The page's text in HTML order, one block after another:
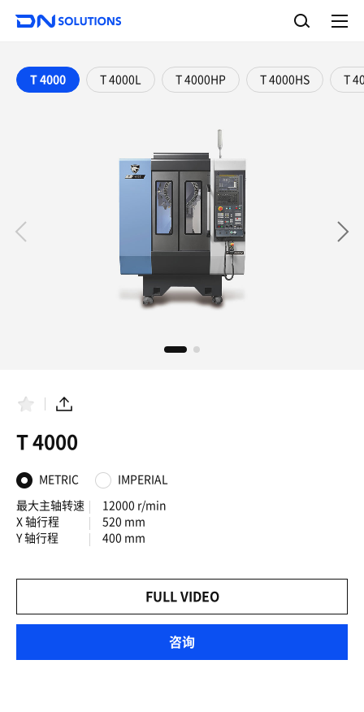
N
l
u
索
完
单
T 4000
T 4000L T 4000HP T 4000HS T
夹
分
T 4000
METRIC IMPERIAL
最大主轴转速
12000 r/min
X 轴行程
520 mm
Y 轴行程
400 mm
FULL VIDEO
咨询